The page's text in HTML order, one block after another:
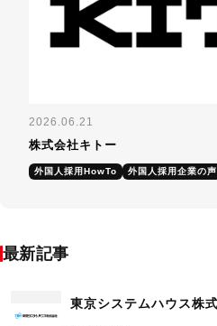
2026.06.21
株式会社キトー
外国人採用HowTo 外国人採用企業の声
最新記事
東京システムハウス株